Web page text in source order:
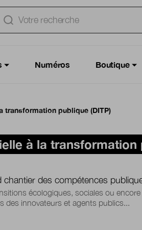
Numéros Boutique
transformation publique (DITP)
à la transformation
des compétences
écologiques, sociales ou encore
des innovateurs et agents publics...